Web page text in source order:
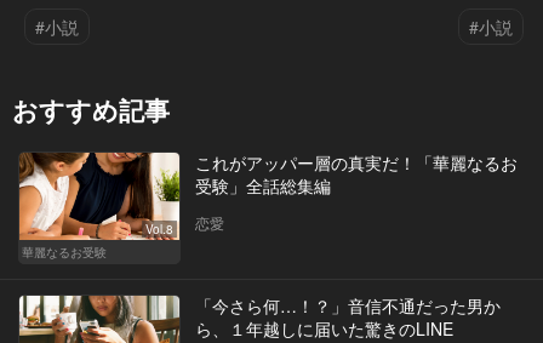
#小説 #小説
おすすめ記事
Vol.8
華麗なるお受験
これがアッパー層の真実だ！「華麗なるお
受験」全話総集編
恋愛
「今さら何…！？」音信不通だった男か
ら、１年越しに届いた驚きのLINE